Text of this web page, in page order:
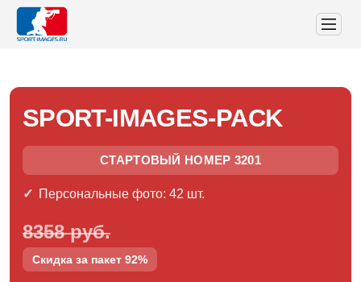
SPORT-IMAGES-PACK
СТАРТОВЫЙ НОМЕР 3201
Персональные фото: 42 шт.
8358 руб.
Скидка за пакет 92%